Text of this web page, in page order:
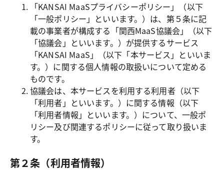
「KANSAI MaaSプライバシーポリシー」（以下
「一般ポリシー」といいます。）は、第５条に記
載の事業者が構成する「関西MaaS協議会」（以下
「協議会」といいます。）が提供するサービス
「KANSAI MaaS」（以下「本サービス」といいま
す。）に関する個人情報の取扱いについて定める
ものです。
協議会は、本サービスを利用する利用者（以下
「利用者」といいます。）に関する情報（以下
「利用者情報」といいます。）について、一般ポ
リシー及び関連するポリシーに従って取り扱いま
す。
第２条（利用者情報）